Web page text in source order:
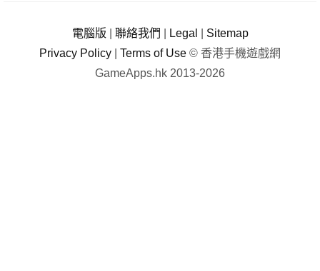
電腦版 聯絡我們 Legal
Sitemap
Privacy Policy
Terms of Use © 香港手機遊戲網
GameApps.hk 2013-2026